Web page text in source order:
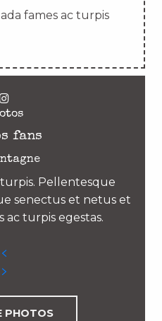
fames ac turpis
fans
Pellentesque
senectus et netus et
ac turpis egestas.
PHOTOS